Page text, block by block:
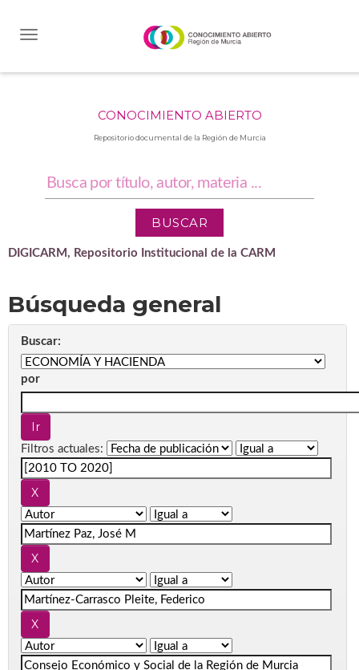
CONOCIMIENTO ABIERTO
Repositorio documental de la Región de Murcia
DIGICARM, Repositorio Institucional de la CARM
Búsqueda general
Buscar:
por
Filtros actuales: